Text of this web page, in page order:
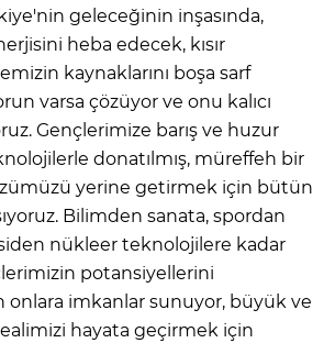
geleceğinin inşasında,
heba edecek, kısır
kaynaklarını boşa sarf
varsa çözüyor ve onu kalıcı
Gençlerimize barış ve huzur
donatılmış, müreffeh bir
yerine getirmek için bütün
Bilimden sanata, spordan
nükleer teknolojilere kadar
potansiyellerini
onlara imkanlar sunuyor, büyük ve
hayata geçirmek için